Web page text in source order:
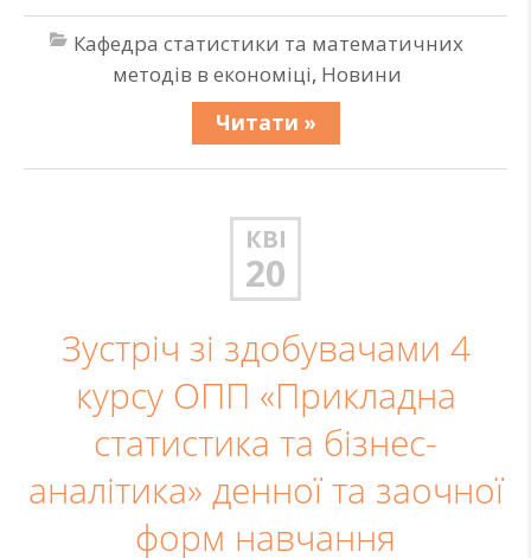
Кафедра статистики та математичних
методів в економіці, Новини
Читати »
КВІ
20
Зустріч зі здобувачами 4
курсу ОПП «Прикладна
статистика та бізнес-
аналітика» денної та заочної
форм навчання